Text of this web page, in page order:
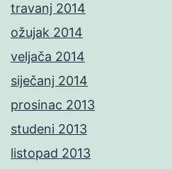
travanj 2014
ožujak 2014
veljača 2014
siječanj 2014
prosinac 2013
studeni 2013
listopad 2013